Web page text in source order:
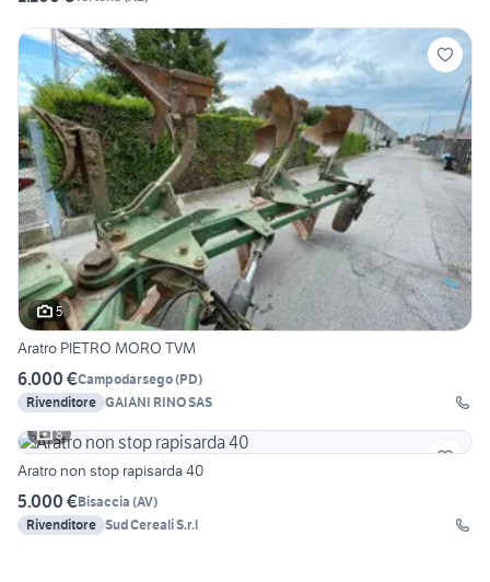
5
Aratro PIETRO MORO TVM
6.000 €Campodarsego(PD)
Rivenditore GAIANI RINO SAS
8
Aratro non stop rapisarda 40
5.000 €Bisaccia (AV)
Rivenditore Sud Cereali S.r.l